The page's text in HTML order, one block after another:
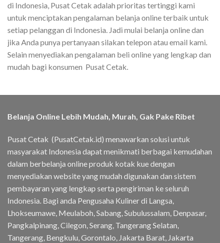
di Indonesia, Pusat Cetak adalah prioritas tertinggi kami
untuk menciptakan pengalaman belanja online terbaik untuk
setiap pelanggan di Indonesia. Jadi mulai belanja online dan
jika Anda punya pertanyaan silakan telepon atau email kami.
Selain menyediakan pengalaman beli online yang lengkap dan
mudah bagi konsumen Pusat Cetak.
Belanja Online Lebih Mudah, Murah, Gak Pake Ribet
Pusat Cetak (PusatCetak.id) menawarkan solusi untuk
masyarakat Indonesia dapat menikmati berbagai kemudahan
dalam berbelanja online produk kotak kue dengan
menyediakan website yang mudah digunakan dan sistem
pembayaran yang lengkap serta pengiriman ke seluruh
Indonesia. Bagi anda Pengusaha Kuliner di Langsa,
Lhokseumawe, Meulaboh, Sabang, Subulussalam, Denpasar,
Pangkalpinang, Cilegon, Serang, Tangerang Selatan,
Tangerang, Bengkulu, Gorontalo, Jakarta Barat, Jakarta